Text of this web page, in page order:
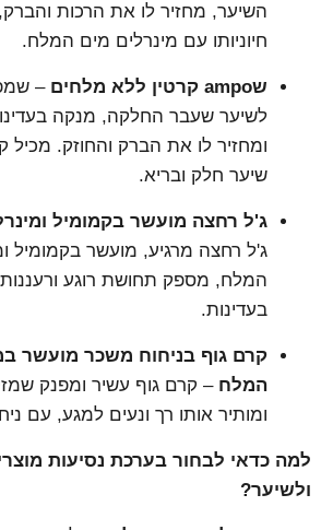
השיער, מחזיר לו את הרכות
חיוניותו עם מינרלים מים המלח.
שampo קרטין ללא מלחים
–
לשיער שעבר החלקה, מנקה
ומחזיר לו את הברק והחוזק. מכיל
שיער חלק ובריא.
ג'ל רחצה מועשר בקמומיל
ג'ל רחצה מרגיע, מועשר בקמומיל
המלח, מספק תחושת רוגע
בעדינות.
קרם גוף בניחוח משכר מועשר
המלח – קרם גוף עשיר ומפנק
ומותיר אותו רך ונעים למגע, עם
למה כדאי לבחור בערכת נסיעות
ולשיער?